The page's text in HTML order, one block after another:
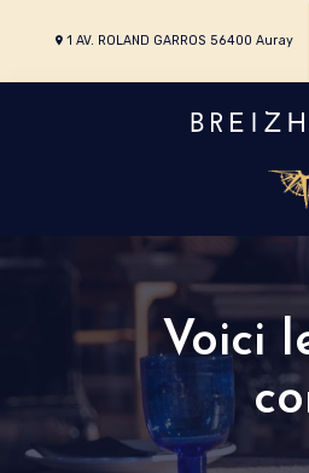
1 AV. ROLAND GARROS 56400 Auray
Voici